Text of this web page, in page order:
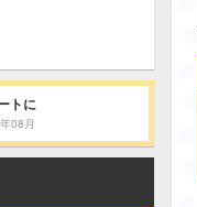
トに
08月